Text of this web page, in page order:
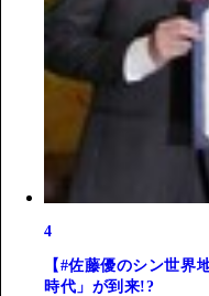
4
【#佐藤優のシン世界
時代」が到来!?